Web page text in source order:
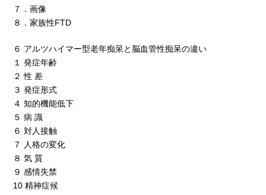
７．画像
８．家族性FTD
６ アルツハイマー型老年痴呆と脳血管性痴呆の違い
１ 発症年齢
２ 性 差
３ 発症形式
４ 知的機能低下
５ 病 識
６ 対人接触
７ 人格の変化
８ 気 質
９ 感情失禁
10 精神症候